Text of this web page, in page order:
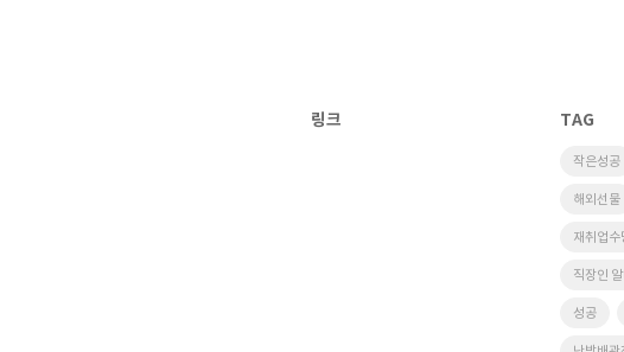
링크 TAG
작은성공
해외선물
재취업수
직장인
성공